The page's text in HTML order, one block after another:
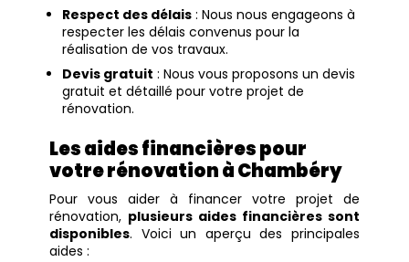
Respect des délais : Nous nous engageons à
respecter les délais convenus pour la
réalisation de vos travaux.
Devis gratuit : Nous vous proposons un devis
gratuit et détaillé pour votre projet de
rénovation.
Les aides financières pour
votre rénovation à Chambéry
Pour vous aider à financer votre projet de
rénovation, plusieurs aides financières sont
disponibles. Voici un aperçu des principales
aides :